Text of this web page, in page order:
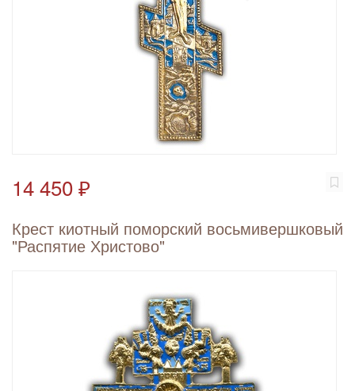
14 450 ₽
Крест киотный поморский восьмивершковый
"Распятие Христово"